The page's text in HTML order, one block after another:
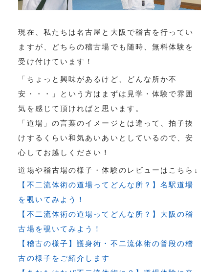
現在、私たちは名古屋と大阪で稽古を行ってい
ますが、どちらの稽古場でも随時、無料体験を
受け付けています！
「ちょっと興味があるけど、どんな所か不
安・・・」という方はまずは見学・体験で雰囲
気を感じて頂ければと思います。
「道場」の言葉のイメージとは違って、拍子抜
けするくらい和気あいあいとしているので、安
心してお越しください！
道場や稽古場の様子・体験のレビューはこちら↓
【不二流体術の道場ってどんな所？】名駅道場
を覗いてみよう！
【不二流体術の道場ってどんな所？】大阪の稽
古場を覗いてみよう！
【稽古の様子】護身術・不二流体術の普段の稽
古の様子をご紹介します